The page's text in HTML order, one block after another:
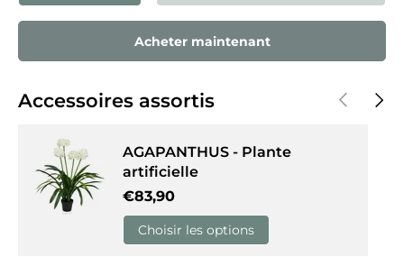
Acheter maintenant
Accessoires assortis Précédent
AGAPANTHUS - Plante
artificielle
Prix habituel
€83,90
Choisir les options